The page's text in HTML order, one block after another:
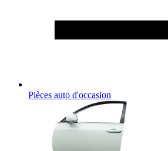
Pièces auto d'occasion